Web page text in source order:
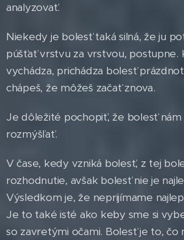
analyzovať.
Niekedy je bolesť taká silná, že ju
púšťať vrstvu za vrstvou, postupne.
vychádza, prichádza bolesť
chápeš, že môžeš začať znova.
Je dôležité pochopiť, že bolesť
rozmýšľať.
V čase, kedy vzniká bolesť, z tej
rozhodnutie, avšak bolesť nie je
Výsledkom je, že neprijímame
Je to také isté ako keby sme si
so zavretými očami. Bolesť je to, čo